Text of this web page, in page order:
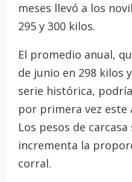
meses llevó a los
295 y 300 kilos.
El promedio anual,
de junio en 298 kilos
serie histórica,
por primera vez este
Los pesos de
incrementa la
corral.